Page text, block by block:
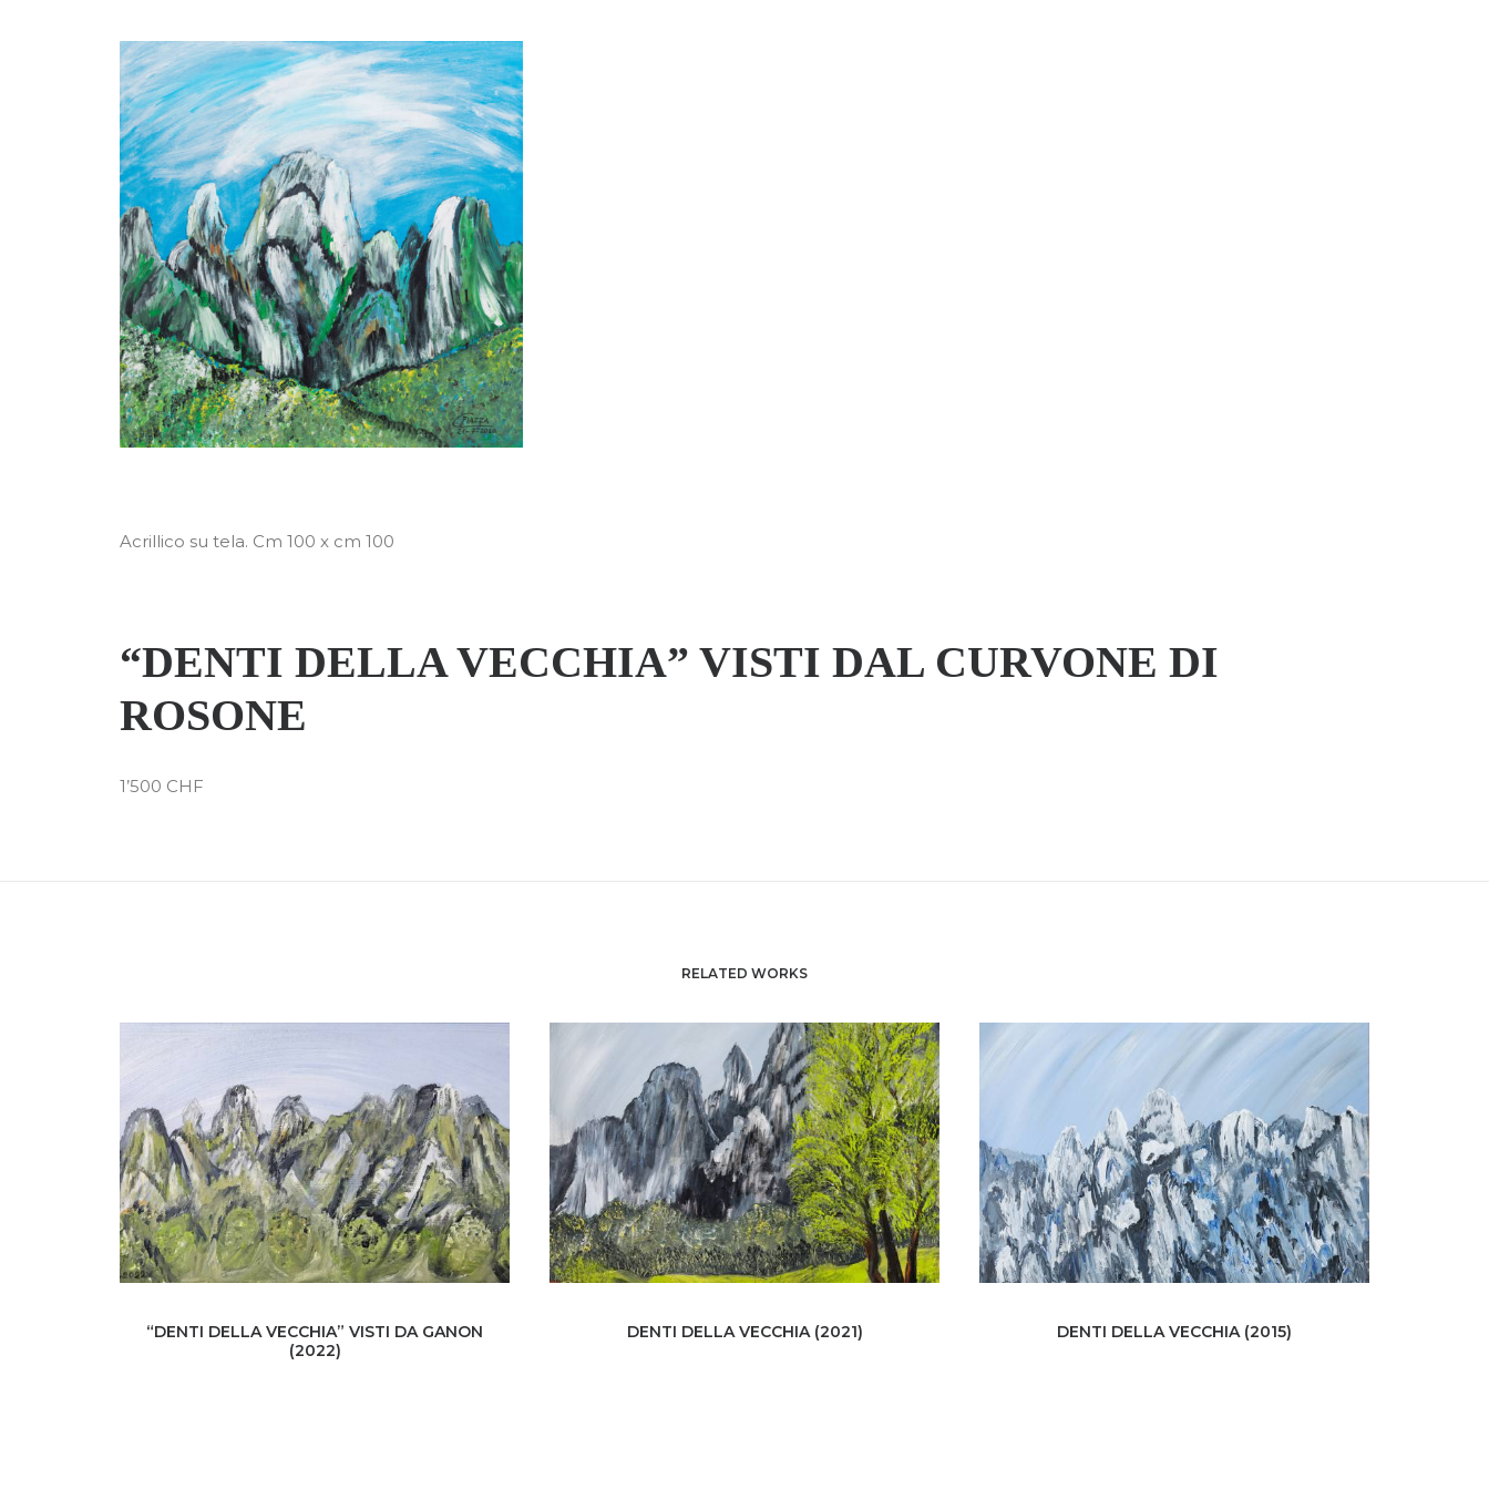
Acrillico su tela. Cm 100 x cm 100
“DENTI DELLA VECCHIA” VISTI DAL CURVONE DI
ROSONE
1’500 CHF
RELATED WORKS
“DENTI DELLA VECCHIA” VISTI DA GANON
(2022)
DENTI DELLA VECCHIA (2021) DENTI DELLA VECCHIA (2015)